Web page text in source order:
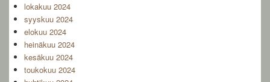
lokakuu 2024
syyskuu 2024
elokuu 2024
heinäkuu 2024
kesäkuu 2024
toukokuu 2024